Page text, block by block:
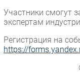
Участники смогут
экспертам
Регистрация на
https://